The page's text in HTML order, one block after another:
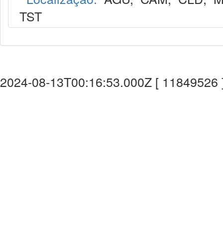
TST
2024-08-13T00:16:53.000Z [ 11849526